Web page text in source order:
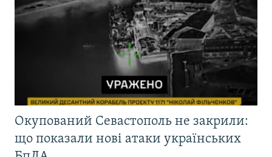
Окупований Севастополь не закрили:
що показали нові атаки українських